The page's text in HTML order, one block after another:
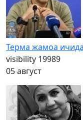
Терма жамоа
visibility 19989
05 август